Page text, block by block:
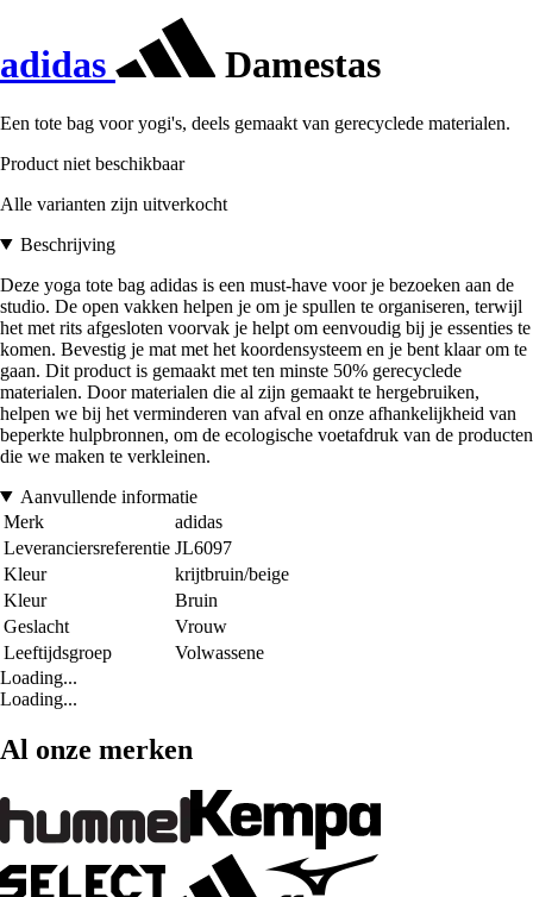
adidas Damestas
Een tote bag voor yogi's, deels gemaakt van gerecyclede materialen.
Product niet beschikbaar
Alle varianten zijn uitverkocht
Beschrijving
Deze yoga tote bag adidas is een must-have voor je bezoeken aan de
studio. De open vakken helpen je om je spullen te organiseren, terwijl
het met rits afgesloten voorvak je helpt om eenvoudig bij je essenties te
komen. Bevestig je mat met het koordensysteem en je bent klaar om te
gaan. Dit product is gemaakt met ten minste 50% gerecyclede
materialen. Door materialen die al zijn gemaakt te hergebruiken,
helpen we bij het verminderen van afval en onze afhankelijkheid van
beperkte hulpbronnen, om de ecologische voetafdruk van de producten
die we maken te verkleinen.
Aanvullende informatie
Merk
adidas
Leveranciersreferentie JL6097
Kleur
krijtbruin/beige
Kleur
Bruin
Geslacht
Vrouw
Leeftijdsgroep
Volwassene
Loading...
Loading...
Al onze merken